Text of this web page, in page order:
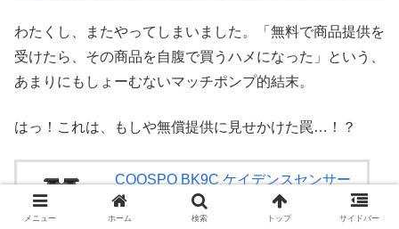
わたくし、またやってしまいました。「無料で商品提供を
受けたら、その商品を自腹で買うハメになった」という、
あまりにもしょーむないマッチポンプ的結末。
はっ！これは、もしや無償提供に見せかけた罠…！？
COOSPO BK9C ケイデンスセンサー
自転車センサー ANT+＆Bluetooth5.0ワ
イヤレス IP67防水 300時間持続 サイク
メニュー ホーム 検索 トップ サイドバー